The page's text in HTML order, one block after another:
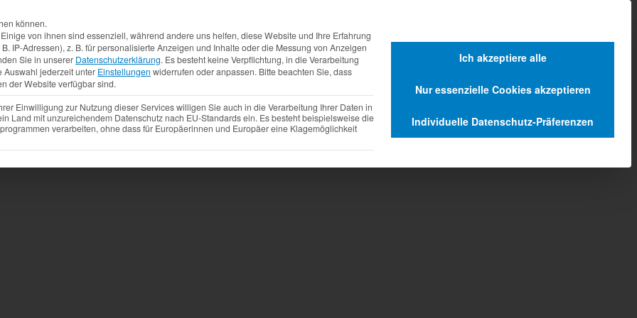
Aktuelles
können.
von ihnen sind essenziell, während andere uns helfen, diese Website und Ihre Erfahrung
IP-Adressen), z. B. für personalisierte Anzeigen und Inhalte oder die Messung von Anzeigen
Sie in unserer Datenschutzerklärung. Es besteht keine Verpflichtung, in die Verarbeitung
Auswahl jederzeit unter Einstellungen widerrufen oder anpassen. Bitte beachten Sie, dass
der Website verfügbar sind.
Einwilligung zur Nutzung dieser Services willigen Sie auch in die Verarbeitung Ihrer Daten in
Land mit unzureichendem Datenschutz nach EU-Standards ein. Es besteht beispielsweise die
verarbeiten, ohne dass für Europäerinnen und Europäer eine Klagemöglichkeit
Ich akzeptiere alle
Nur essenzielle Cookies akzeptieren
Individuelle Datenschutz-Präferenzen